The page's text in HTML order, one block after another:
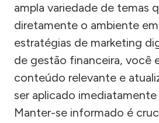
ampla variedade de temas
diretamente o ambiente
estratégias de marketing
de gestão financeira, você
conteúdo relevante e
ser aplicado imediatamente
Manter-se informado é